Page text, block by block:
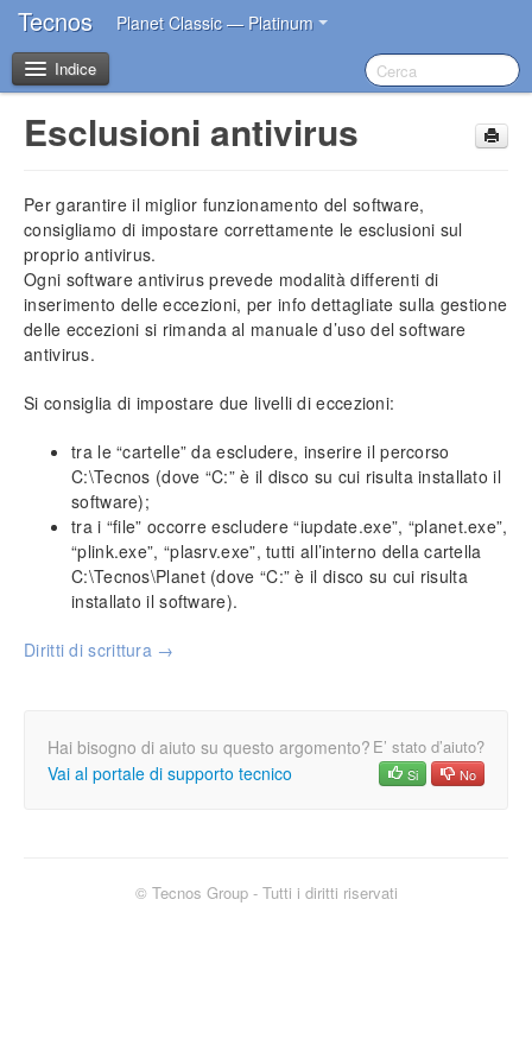
Tecnos Planet Classic — Platinum
Indice
Benvenuto
I primi passi dopo l’acquisto
Introduzione
Impostazioni iniziali
Installazione del software
Azzeramento archivi
Inserimento operatori base
Impostazione sconti in acquisto
Impostazione blocco prezzi
Impostazione prezzi di vendita
Personalizzazione campi (tabelle)
Inserimento tariffe di manodopera
Importazione loghi
Info generali
Lavorare senza mouse
Principali icone e pulsanti
Esclusioni antivirus
Per garantire il miglior funzionamento del software,
consigliamo di impostare correttamente le esclusioni sul
proprio antivirus.
Ogni software antivirus prevede modalità differenti di
inserimento delle eccezioni, per info dettagliate sulla gestione
delle eccezioni si rimanda al manuale d’uso del software
antivirus.
Si consiglia di impostare due livelli di eccezioni:
tra le “cartelle” da escludere, inserire il percorso
C:\Tecnos (dove “C:” è il disco su cui risulta installato il
software);
tra i “file” occorre escludere “iupdate.exe”, “planet.exe”,
“plink.exe”, “plasrv.exe”, tutti all’interno della cartella
C:\Tecnos\Planet (dove “C:” è il disco su cui risulta
installato il software).
Diritti di scrittura →
Hai bisogno di aiuto su questo argomento?
Vai al portale di supporto tecnico
E’ stato d’aiuto?
Si No
© Tecnos Group - Tutti i diritti riservati